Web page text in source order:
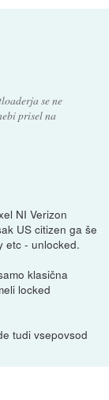
se ne
prisel na
NI Verizon
US citizen ga še
etc - unlocked.
klasična
locked
tudi vsepovsod